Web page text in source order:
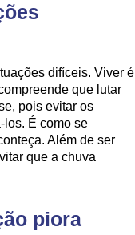
difíceis. Viver é
que lutar
pois evitar os
los. É como se
Além de ser
que a chuva
piora